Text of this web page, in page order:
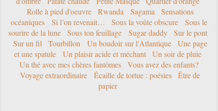
Rolle à pied d'oeuvre
Rwanda Sagama
Sensations
océaniques
Si l’on revenait… Sous la voûte obscure
Sous le
sourire de la lune
Sous ton feuillage Sugar daddy
Sur le pont
Sur un fil
Tourbillon Un boudoir sur l'Atlantique
Une page
et une spatule
Un plaisir acide et méchant
Un soir de pluie
Un thé avec mes chères fantômes
Vous avez des enfants?
Voyage extraordinaire
Écaille de tortue : poésies
Être de
papier